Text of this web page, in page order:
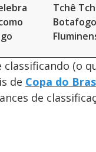
Tchê
classificando (o
de Copa do
de